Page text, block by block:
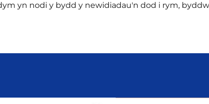
yn nodi y bydd y newidiadau'n dod i rym,